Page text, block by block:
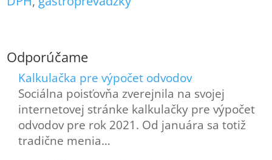
Odporúčame
Kalkulačka pre výpočet odvodov
Sociálna poisťovňa zverejnila na svojej
internetovej stránke kalkulačky pre výpočet
odvodov pre rok 2021. Od januára sa totiž
tradične menia…